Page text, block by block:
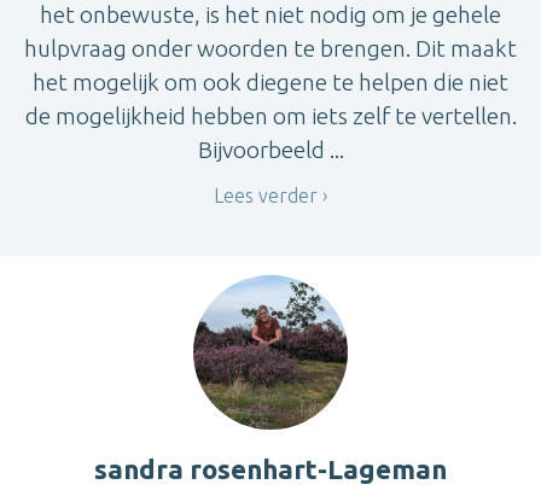
het onbewuste, is het niet nodig om je gehele
hulpvraag onder woorden te brengen. Dit maakt
het mogelijk om ook diegene te helpen die niet
de mogelijkheid hebben om iets zelf te vertellen.
Bijvoorbeeld ...
Lees verder
sandra rosenhart-Lageman